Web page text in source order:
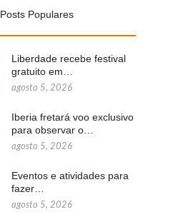
Posts Populares
Liberdade recebe festival
gratuito em…
agosto 5, 2026
Iberia fretará voo exclusivo
para observar o…
agosto 5, 2026
Eventos e atividades para
fazer…
agosto 5, 2026